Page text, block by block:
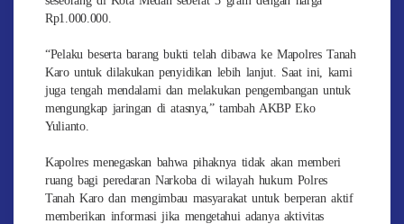
Rp1.000.000.
“Pelaku beserta barang bukti telah dibawa ke Mapolres Tanah
Karo untuk dilakukan penyidikan lebih lanjut. Saat ini, kami
juga tengah mendalami dan melakukan pengembangan untuk
mengungkap jaringan di atasnya,” tambah AKBP Eko
Yulianto.
Kapolres menegaskan bahwa pihaknya tidak akan memberi
ruang bagi peredaran Narkoba di wilayah hukum Polres
Tanah Karo dan mengimbau masyarakat untuk berperan aktif
memberikan informasi jika mengetahui adanya aktivitas